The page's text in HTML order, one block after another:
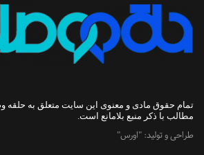
تمام حقوق مادی و معنوی این سایت متعلق به حلقه
مطالب با ذکر منبع بلامانع است.
طراحی و تولید: "اورس"